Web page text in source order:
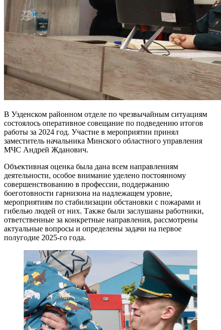
В Узденском районном отделе по чрезвычайным ситуациям
состоялось оперативное совещание по подведению итогов
работы за 2024 год. Участие в мероприятии принял
заместитель начальника Минского областного управления
МЧС Андрей Жданович.
Объективная оценка была дана всем направлениям
деятельности, особое внимание уделено постоянному
совершенствованию в профессии, поддержанию
боеготовности гарнизона на надлежащем уровне,
мероприятиям по стабилизации обстановки с пожарами и
гибелью людей от них. Также были заслушаны работники,
ответственные за конкретные направления, рассмотрены
актуальные вопросы и определены задачи на первое
полугодие 2025-го года.